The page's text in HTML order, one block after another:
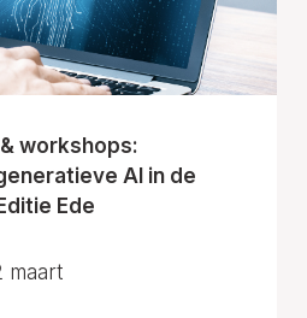
workshops:
AI in de
Ede
maart